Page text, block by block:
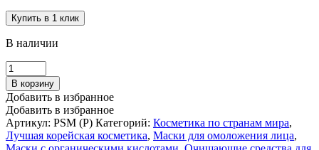
Купить в 1 клик
В наличии
В корзину
Добавить в избранное
Добавить в избранное
Артикул: PSM (P) Категорий: Косметика по странам мира,
Лучшая корейская косметика, Маски для омоложения лица,